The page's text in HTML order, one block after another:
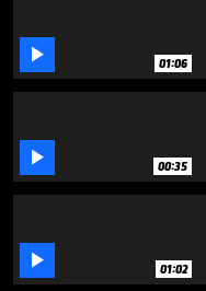
 01:06
 00:35
 01:02